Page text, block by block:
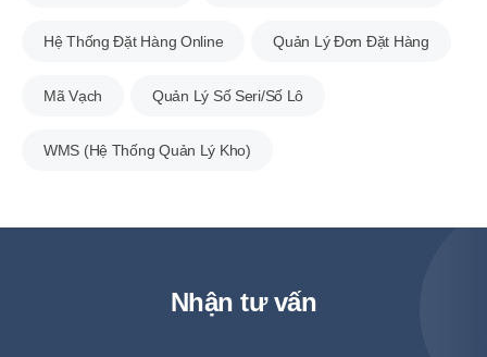
Hệ Thống Đặt Hàng Online Quản Lý Đơn Đặt Hàng
Mã Vạch Quản Lý Số Seri/Số Lô
WMS (Hệ Thống Quản Lý Kho)
Nhận tư vấn